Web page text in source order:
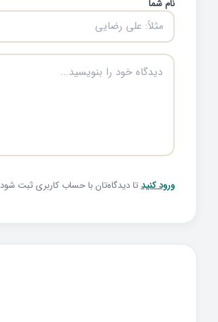
نام شما
ورود کنیدتا دیدگاه‌تان با حساب کاربری ثبت شود